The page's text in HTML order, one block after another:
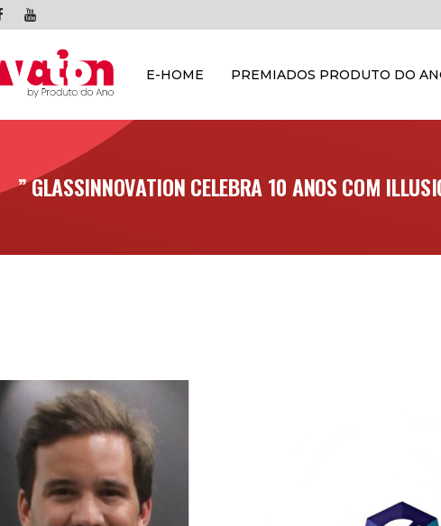
E-HOME PREMIADOS PRODUTO DO
” GLASSINNOVATION CELEBRA 10 ANOS COM